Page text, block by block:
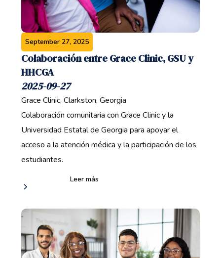
September 27, 2025
Colaboración entre Grace Clinic, GSU y
HHCGA
2025-09-27
Grace Clinic, Clarkston, Georgia
Colaboración comunitaria con Grace Clinic y la
Universidad Estatal de Georgia para apoyar el
acceso a la atención médica y la participación de los
estudiantes.
Leer más